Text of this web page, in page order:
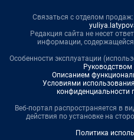
Связаться с отделом
Редакция сайта не несет
информации,
Особенности эксплуатации
Описанием
Условиями
конфиденциальности
Веб-портал распространяется в
действия по установке на
Политика